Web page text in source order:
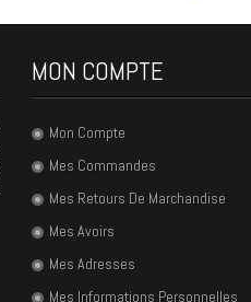
MON COMPTE
Mon Compte
Mes Commandes
Mes Retours De Marchandise
Mes Avoirs
Mes Adresses
Mes Informations Personnelles